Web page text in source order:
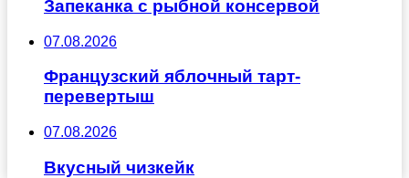
Запеканка с рыбной консервой
07.08.2026
Французский яблочный тарт-
перевертыш
07.08.2026
Вкусный чизкейк